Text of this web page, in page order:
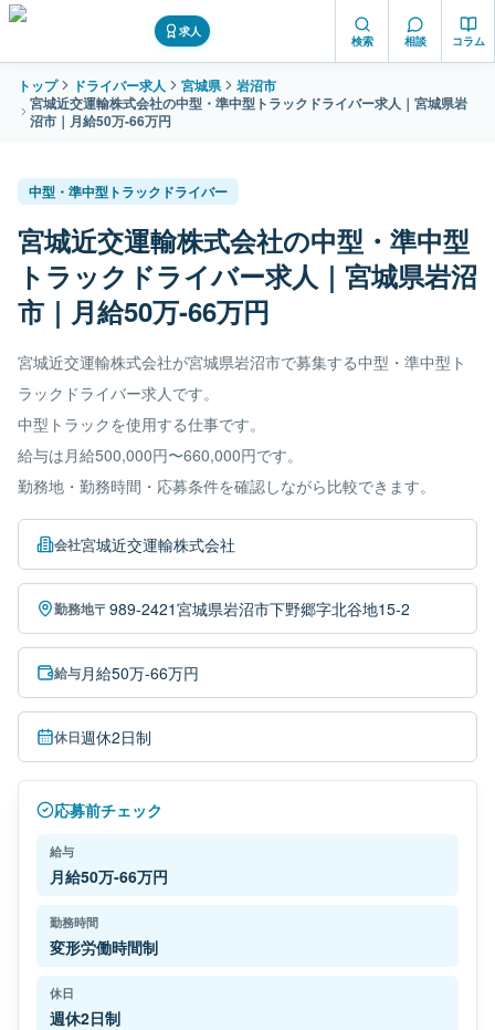
求人
検索 相談 コラム
トップ ドライバー求人 宮城県
岩沼市
宮城近交運輸株式会社の中型・準中型トラックドライバー求人｜宮城県岩
沼市｜月給50万-66万円
中型・準中型トラックドライバー
宮城近交運輸株式会社の中型・準中型
トラックドライバー求人｜宮城県岩沼
市｜月給50万-66万円
宮城近交運輸株式会社が宮城県岩沼市で募集する中型・準中型ト
ラックドライバー求人です。
中型トラックを使用する仕事です。
給与は月給500,000円〜660,000円です。
勤務地・勤務時間・応募条件を確認しながら比較できます。
会社宮城近交運輸株式会社
勤務地〒989-2421宮城県岩沼市下野郷字北谷地15-2
給与月給50万-66万円
休日週休2日制
応募前チェック
給与
月給50万-66万円
勤務時間
変形労働時間制
休日
週休2日制